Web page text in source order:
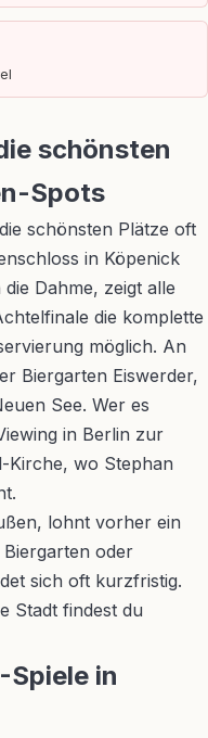
schönsten
Spots
schönsten Plätze oft
in Köpenick
Dahme, zeigt alle
die komplette
möglich. An
Biergarten Eiswerder,
See. Wer es
in Berlin zur
Kirche, wo Stephan
lohnt vorher ein
Biergarten oder
sich oft kurzfristig.
Stadt findest du
in